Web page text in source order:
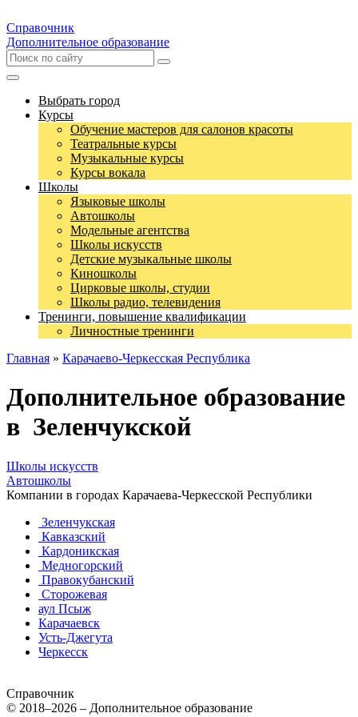
Справочник
Дополнительное образование
Выбрать город
Курсы
Обучение мастеров для салонов красоты
Театральные курсы
Музыкальные курсы
Курсы вокала
Школы
Языковые школы
Автошколы
Модельные агентства
Школы искусств
Детские музыкальные школы
Киношколы
Цирковые школы, студии
Школы радио, телевидения
Тренинги, повышение квалификации
Личностные тренинги
Главная » Карачаево-Черкесская Республика
Дополнительное образование
в Зеленчукской
Школы искусств
Автошколы
Компании в городах Карачаева-Черкесской Республики
Зеленчукская
Кавказский
Кардоникская
Медногорский
Правокубанский
Сторожевая
аул Псыж
Карачаевск
Усть-Джегута
Черкесск
Справочник
© 2018–2026 – Дополнительное образование